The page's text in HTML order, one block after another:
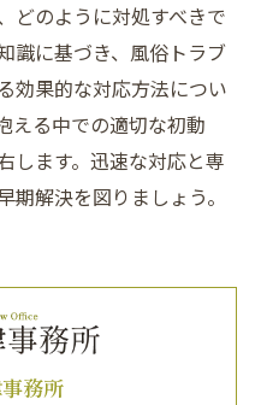
どのように対処すべきで
識に基づき、風俗トラブ
効果的な対応方法につい
える中での適切な初動
します。迅速な対応と専
解決を図りましょう。
務所